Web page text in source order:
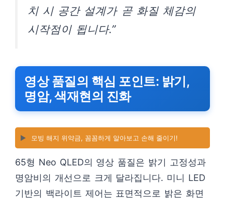
치 시 공간 설계가 곧 화질 체감의
시작점이 됩니다.”
영상 품질의 핵심 포인트: 밝기,
명암, 색재현의 진화
▶️ 모빙 해지 위약금, 꼼꼼하게 알아보고 손해 줄이기!
65형 Neo QLED의 영상 품질은 밝기 고정성과
명암비의 개선으로 크게 달라집니다. 미니 LED
기반의 백라이트 제어는 표면적으로 밝은 화면